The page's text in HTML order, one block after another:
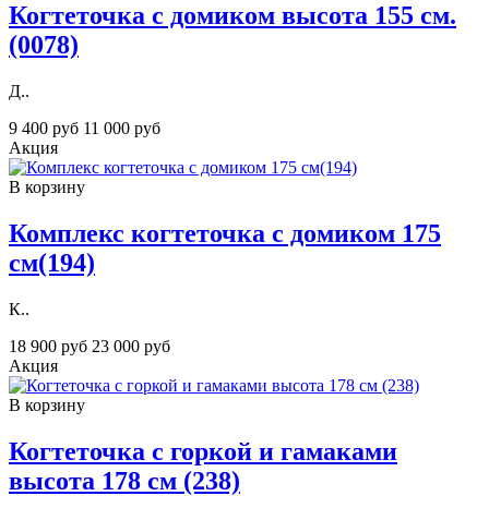
Когтеточка с домиком высота 155 см.
(0078)
Д..
9 400 руб 11 000 руб
Акция
В корзину
Комплекс когтеточка с домиком 175
см(194)
К..
18 900 руб 23 000 руб
Акция
В корзину
Когтеточка с горкой и гамаками
высота 178 см (238)